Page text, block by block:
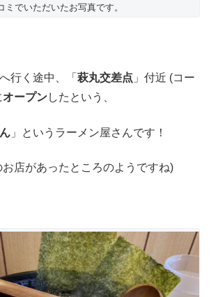
ミでいただいたお写真です。
行く途中、「 萩丸交差点 」付近 (コー
オープンしたという、
」というラーメン屋さんです！
店があったところのようですね)